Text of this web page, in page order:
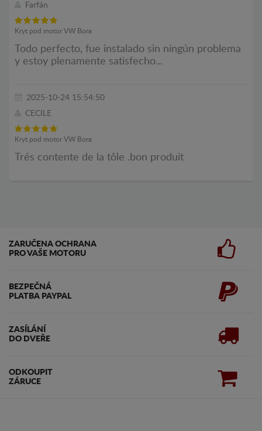
Farfán
Kryt pod motor VW Bora
Todo perfecto, fue instalado sin ningún problema
y estoy plenamente satisfecho...
2025-10-24 15:54:50
CECILE
Kryt pod motor VW Bora
Trés contente de la tôle .bon produit
ZARUČENA OCHRANA
PRO VAŠE MOTORU
BEZPEČNÁ
PLATBA PAYPAL
ZASÍLÁNÍ
DO DVEŘE
ODKOUPIT
ZÁRUCE